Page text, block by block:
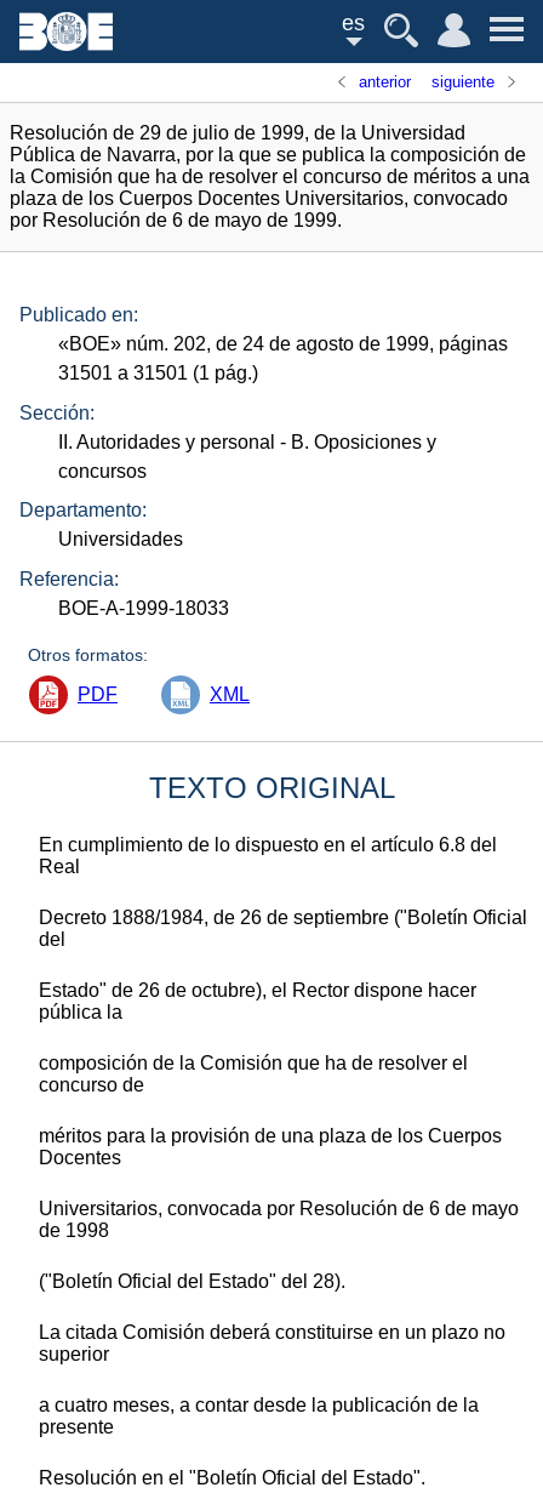
es
anterior siguiente
Resolución de 29 de julio de 1999, de la Universidad
Pública de Navarra, por la que se publica la composición de
la Comisión que ha de resolver el concurso de méritos a una
plaza de los Cuerpos Docentes Universitarios, convocado
por Resolución de 6 de mayo de 1999.
Publicado en:
«BOE» núm. 202, de 24 de agosto de 1999, páginas
31501 a 31501 (1 pág.)
Sección:
II. Autoridades y personal - B. Oposiciones y
concursos
Departamento:
Universidades
Referencia:
BOE-A-1999-18033
Otros formatos:
PDF XML
TEXTO ORIGINAL
En cumplimiento de lo dispuesto en el artículo 6.8 del
Real
Decreto 1888/1984, de 26 de septiembre ("Boletín Oficial
del
Estado" de 26 de octubre), el Rector dispone hacer
pública la
composición de la Comisión que ha de resolver el
concurso de
méritos para la provisión de una plaza de los Cuerpos
Docentes
Universitarios, convocada por Resolución de 6 de mayo
de 1998
("Boletín Oficial del Estado" del 28).
La citada Comisión deberá constituirse en un plazo no
superior
a cuatro meses, a contar desde la publicación de la
presente
Resolución en el "Boletín Oficial del Estado".